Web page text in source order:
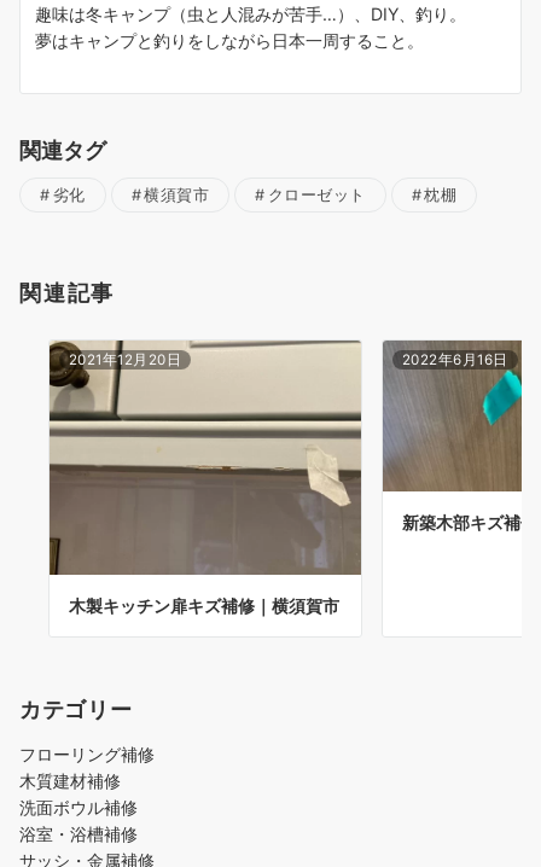
趣味は冬キャンプ（虫と人混みが苦手…）、DIY、釣り。
夢はキャンプと釣りをしながら日本一周すること。
関連タグ
劣化 横須賀市 クローゼット 枕棚
関連記事
2021年12月20日
木製キッチン扉キズ補修｜横須賀市
2022年6月16日
新築木部キズ補
カテゴリー
フローリング補修
木質建材補修
洗面ボウル補修
浴室・浴槽補修
サッシ・金属補修